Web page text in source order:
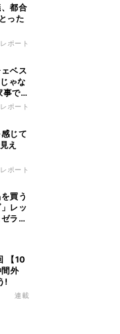
、都合
った
レポート
ベス
ゃな
事で
――話
レポート
じて
え
レポート
買う
レッ
ラオ
ピッ
【10
外
!
連載